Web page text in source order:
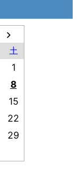
土
1
8
15
22
29